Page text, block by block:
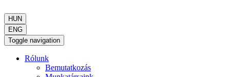
HUN
ENG
Toggle navigation
Rólunk
Bemutatkozás